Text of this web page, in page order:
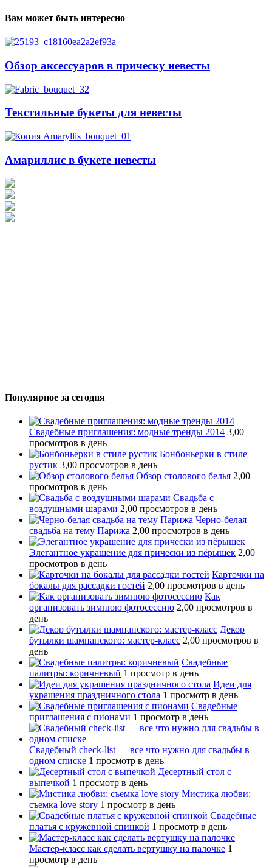
Вам может быть интересно
Обзор аксессуаров в прическу невесты
Текстильные букеты для невесты
Амариллис в букете невесты
Популярное за сегодня
Свадебные приглашения: модные тренды 2014 3,00
просмотров в день
Бонбоньерки в стиле
рустик 3,00 просмотров в день
Обзор столового белья 2,00
просмотров в день
Свадьба с
воздушными шарами 2,00 просмотров в день
Черно-белая
свадьба на тему Парижа 2,00 просмотров в день
Элегантное украшение для прически из пёрышек 2,00
просмотров в день
Карточки на
бокалы для рассадки гостей 2,00 просмотров в день
Как
организовать зимнюю фотосессию 2,00 просмотров в
день
Декор
бутылки шампанского: мастер-класс 2,00 просмотров в
день
Свадебные
палитры: коричневый 1 просмотр в день
Идеи для
украшения праздничного стола 1 просмотр в день
Свадебные
приглашения с пионами 1 просмотр в день
Свадебный сheck-list — все что нужно для свадьбы в
одном списке 1 просмотр в день
Десертный стол с
выпечкой 1 просмотр в день
Мистика любви:
съемка love story 1 просмотр в день
Свадебные
платья с кружевной спинкой 1 просмотр в день
Мастер-класс как сделать вертушку на палочке 1
просмотр в день